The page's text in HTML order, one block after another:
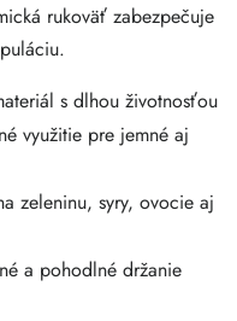
rukoväť zabezpečuje
s dlhou životnosťou
využitie pre jemné aj
zeleninu, syry, ovocie aj
a pohodlné držanie